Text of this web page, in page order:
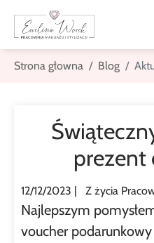
Strona głowna Blog
prezent
12/12/2023 | Z życia
Najlepszym
voucher podarunkowy